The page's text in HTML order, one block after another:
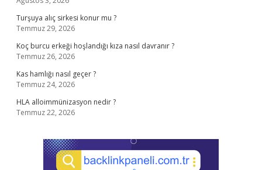
Turşuya alıç sirkesi konur mu ?
Temmuz 29, 2026
Koç burcu erkeği hoşlandığı kıza nasıl davranır ?
Temmuz 26, 2026
Kas hamlığı nasıl geçer ?
Temmuz 24, 2026
HLA alloimmünizasyon nedir ?
Temmuz 22, 2026